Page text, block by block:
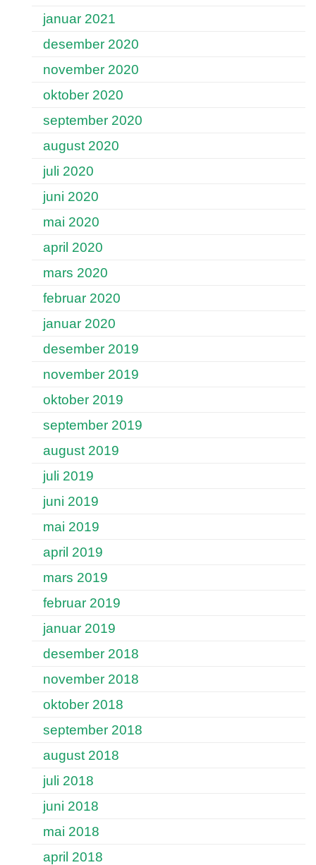
januar 2021
desember 2020
november 2020
oktober 2020
september 2020
august 2020
juli 2020
juni 2020
mai 2020
april 2020
mars 2020
februar 2020
januar 2020
desember 2019
november 2019
oktober 2019
september 2019
august 2019
juli 2019
juni 2019
mai 2019
april 2019
mars 2019
februar 2019
januar 2019
desember 2018
november 2018
oktober 2018
september 2018
august 2018
juli 2018
juni 2018
mai 2018
april 2018